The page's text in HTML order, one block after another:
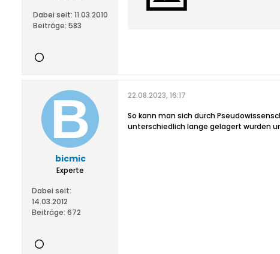
Dabei seit: 11.03.2010
Beiträge: 583
bicmic
Experte
Dabei seit:
14.03.2012
Beiträge: 672
22.08.2023, 16:17
So kann man sich durch
unterschiedlich lange gelagert wurden